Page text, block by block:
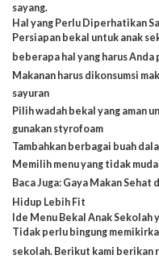
sayang.
Hal yang Perlu Diperhatikan
Persiapan bekal untuk anak
beberapa hal yang harus
Makanan harus dikonsumsi
sayuran
Pilih wadah bekal yang aman
gunakan styrofoam
Tambahkan berbagai buah
Memilih menu yang tidak
Baca Juga: Gaya Makan Sehat
Hidup Lebih Fit
Ide Menu Bekal Anak Sekolah
Tidak perlu bingung
sekolah. Berikut kami berikan